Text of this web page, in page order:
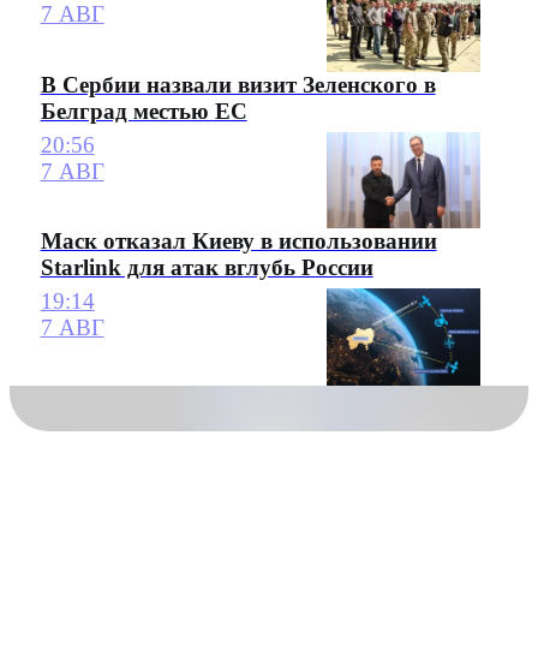
7 АВГ
В Сербии назвали визит Зеленского в
Белград местью ЕС
20:56
7 АВГ
Маск отказал Киеву в использовании
Starlink для атак вглубь России
19:14
7 АВГ